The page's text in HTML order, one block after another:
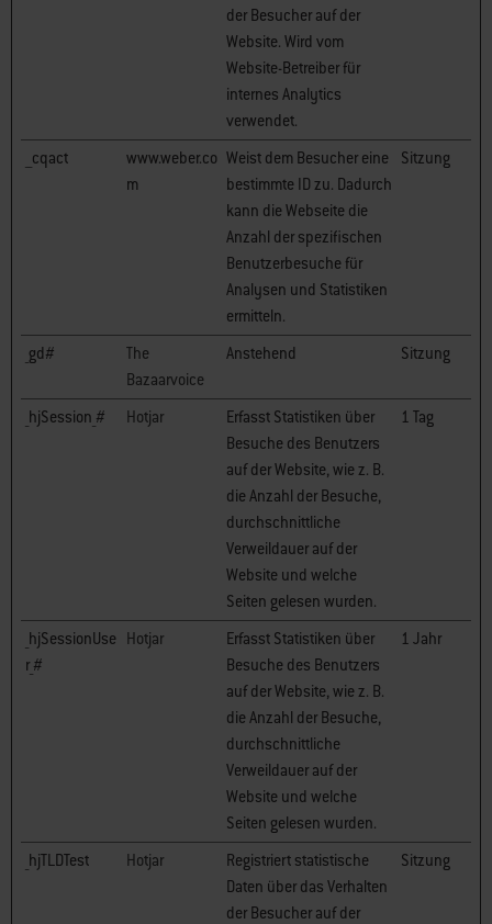
der Besucher auf der
Website. Wird vom
Website-Betreiber für
internes Analytics
verwendet.
__cqact
www.weber.co
m
Weist dem Besucher eine
bestimmte ID zu. Dadurch
kann die Webseite die
Anzahl der spezifischen
Benutzerbesuche für
Analysen und Statistiken
ermitteln.
Sitzung
_gd#
The
Bazaarvoice
Anstehend Sitzung
_hjSession_# Hotjar
Erfasst Statistiken über
Besuche des Benutzers
auf der Website, wie z. B.
die Anzahl der Besuche,
durchschnittliche
Verweildauer auf der
Website und welche
Seiten gelesen wurden.
1 Tag
_hjSessionUse
r_#
Hotjar
Erfasst Statistiken über
Besuche des Benutzers
auf der Website, wie z. B.
die Anzahl der Besuche,
durchschnittliche
Verweildauer auf der
Website und welche
Seiten gelesen wurden.
1 Jahr
_hjTLDTest Hotjar
Registriert statistische
Daten über das Verhalten
der Besucher auf der
Sitzung